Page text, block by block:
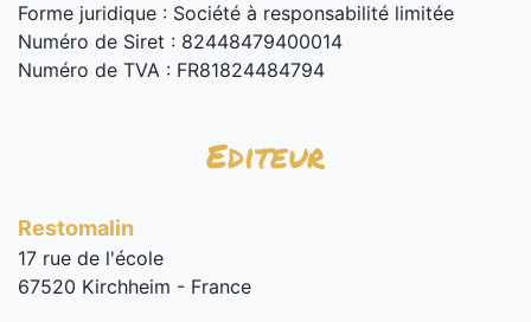
Forme juridique : Société à responsabilité limitée
Numéro de Siret : 82448479400014
Numéro de TVA : FR81824484794
Editeur
Restomalin
17 rue de l'école
67520 Kirchheim - France